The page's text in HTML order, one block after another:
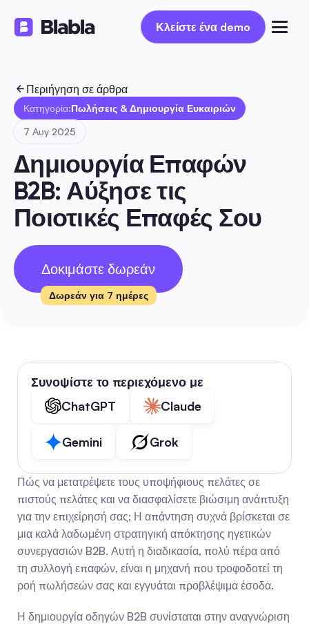
Κλείστε ένα demo
Κλείστε ένα demo
Περιήγηση σε άρθρα
Κατηγορία:Πωλήσεις & Δημιουργία Ευκαιριών
7 Αυγ 2025
Δημιουργία Επαφών
B2B: Αύξησε τις
Ποιοτικές Επαφές Σου
Δοκιμάστε δωρεάν
Δωρεάν για 7 ημέρες
Συνοψίστε το περιεχόμενο με
ChatGPT
Claude
Gemini Grok
Πώς να μετατρέψετε τους υποψήφιους πελάτες σε
πιστούς πελάτες και να διασφαλίσετε βιώσιμη ανάπτυξη
για την επιχείρησή σας; Η απάντηση συχνά βρίσκεται σε
μια καλά λαδωμένη στρατηγική απόκτησης ηγετικών
συνεργασιών B2B. Αυτή η διαδικασία, πολύ πέρα από
τη συλλογή επαφών, είναι η μηχανή που τροφοδοτεί τη
ροή πωλήσεών σας και εγγυάται προβλέψιμα έσοδα.
Η δημιουργία οδηγών B2B συνίσταται στην αναγνώριση